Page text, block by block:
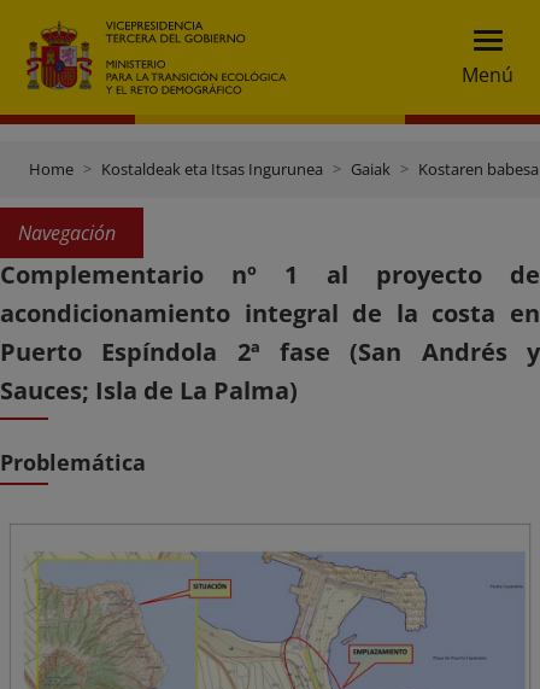
Menú
Home Kostaldeak eta Itsas Ingurunea Gaiak Kostaren babesa
Navegación
Complementario nº 1 al proyecto de
acondicionamiento integral de la costa en
Puerto Espíndola 2ª fase (San Andrés y
Sauces; Isla de La Palma)
Problemática